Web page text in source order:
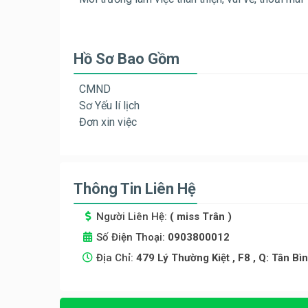
Hồ Sơ Bao Gồm
CMND
Sơ Yếu lí lịch
Đơn xin việc
Thông Tin Liên Hệ
Người Liên Hệ: ( miss Trân )
Số Điện Thoại: 0903800012
Địa Chỉ: 479 Lý Thường Kiệt , F8 , Q: Tân